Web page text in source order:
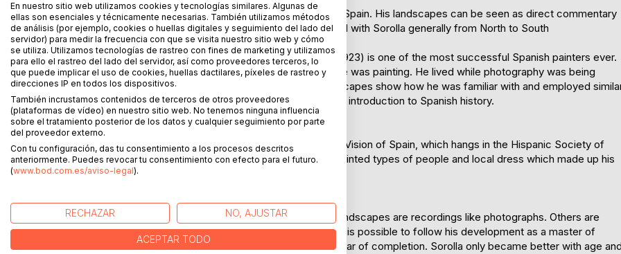
Sorolla was deeply interested in the history and future of Spain. His landscapes can be seen as direct commentary
to the subject matter in the landscape paintings. We travel with Sorolla generally from North to South
Joaquin Sorolla (born in Valencia 1863-died in Cercedilla 1923) is one of the most successful Spanish painters ever.
He was a genius in capturing the essence of the scene he was painting. He lived while photography was being
invented and popularized. Some of his breathtaking landscapes show how he was familiar with and employed
techniques as the photograph. His landscapes are a great introduction to Spanish history.
In the course of preparing for his grand masterpiece The Vision of Spain, which hangs in the Hispanic Society of
America, Sorolla visited many places of Spain. Here he painted types of people and local dress which made up his
vision of Spain, diverse and colorful yet united.
Joaquin Sorolla painted many landscapes. Some of the landscapes are recordings like photographs. Others are
exercises and development of his talent and technique. It is possible to follow his development as a master of
impressionist painting by comparing landscapes by the year of completion. Sorolla only became better with age
En nuestro sitio web utilizamos cookies y tecnologías similares. Algunas de
ellas son esenciales y técnicamente necesarias. También utilizamos métodos
de análisis (por ejemplo, cookies o huellas digitales y seguimiento del lado del
servidor) para medir la frecuencia con que se visita nuestro sitio web y cómo
se utiliza. Utilizamos tecnologías de rastreo con fines de marketing y utilizamos
para ello el rastreo del lado del servidor, así como proveedores terceros, lo
que puede implicar el uso de cookies, huellas dactilares, píxeles de rastreo y
direcciones IP en todos los dispositivos.
También incrustamos contenidos de terceros de otros proveedores
(plataformas de vídeo) en nuestro sitio web. No tenemos ninguna influencia
sobre el tratamiento posterior de los datos y cualquier seguimiento por parte
del proveedor externo.
Con tu configuración, das tu consentimiento a los procesos descritos
anteriormente. Puedes revocar tu consentimiento con efecto para el futuro.
(www.bod.com.es/aviso-legal).
RECHAZAR NO, AJUSTAR
ACEPTAR TODO